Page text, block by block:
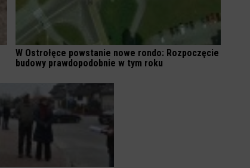
W Ostrołęce powstanie nowe rondo: Rozpoczęcie
budowy prawdopodobnie w tym roku